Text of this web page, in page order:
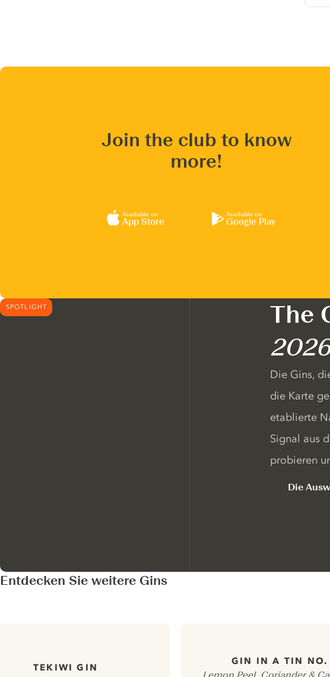
Join the club to know
more!
Available on
App Store
Available on
Google Play
SPOTLIGHT The
2026
Die Gins,
die Karte
etablierte
Signal aus
probieren
Die
Entdecken Sie weitere Gins
TEKIWI GIN
GIN IN A TIN NO.